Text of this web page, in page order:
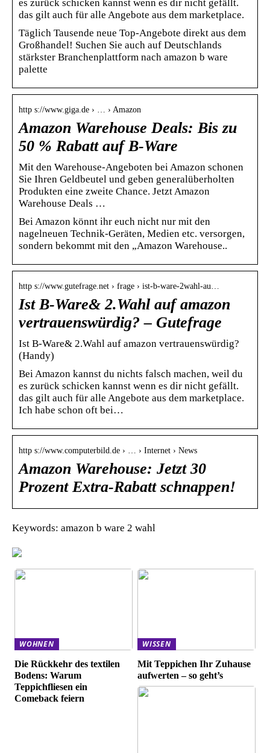
es zurück schicken kannst wenn es dir nicht gefällt.
das gilt auch für alle Angebote aus dem marketplace.
Täglich Tausende neue Top-Angebote direkt aus dem
Großhandel! Suchen Sie auch auf Deutschlands
stärkster Branchenplattform nach amazon b ware
palette
http s://www.giga.de › … › Amazon
Amazon Warehouse Deals: Bis zu
50 % Rabatt auf B-Ware
Mit den Warehouse-Angeboten bei Amazon schonen
Sie Ihren Geldbeutel und geben generalüberholten
Produkten eine zweite Chance. Jetzt Amazon
Warehouse Deals …
Bei Amazon könnt ihr euch nicht nur mit den
nagelneuen Technik-Geräten, Medien etc. versorgen,
sondern bekommt mit den „Amazon Warehouse..
http s://www.gutefrage.net › frage › ist-b-ware-2wahl-au…
Ist B-Ware& 2.Wahl auf amazon
vertrauenswürdig? – Gutefrage
Ist B-Ware& 2.Wahl auf amazon vertrauenswürdig?
(Handy)
Bei Amazon kannst du nichts falsch machen, weil du
es zurück schicken kannst wenn es dir nicht gefällt.
das gilt auch für alle Angebote aus dem marketplace.
Ich habe schon oft bei…
http s://www.computerbild.de › … › Internet › News
Amazon Warehouse: Jetzt 30
Prozent Extra-Rabatt schnappen!
Keywords: amazon b ware 2 wahl
WOHNEN
Die Rückkehr des textilen
Bodens: Warum
Teppichfliesen ein
Comeback feiern
WISSEN
Mit Teppichen Ihr Zuhause
aufwerten – so geht’s